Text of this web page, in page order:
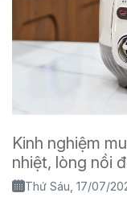
Kinh nghiệm
nhiệt, lòng nồi
Thứ Sáu, 17/07/